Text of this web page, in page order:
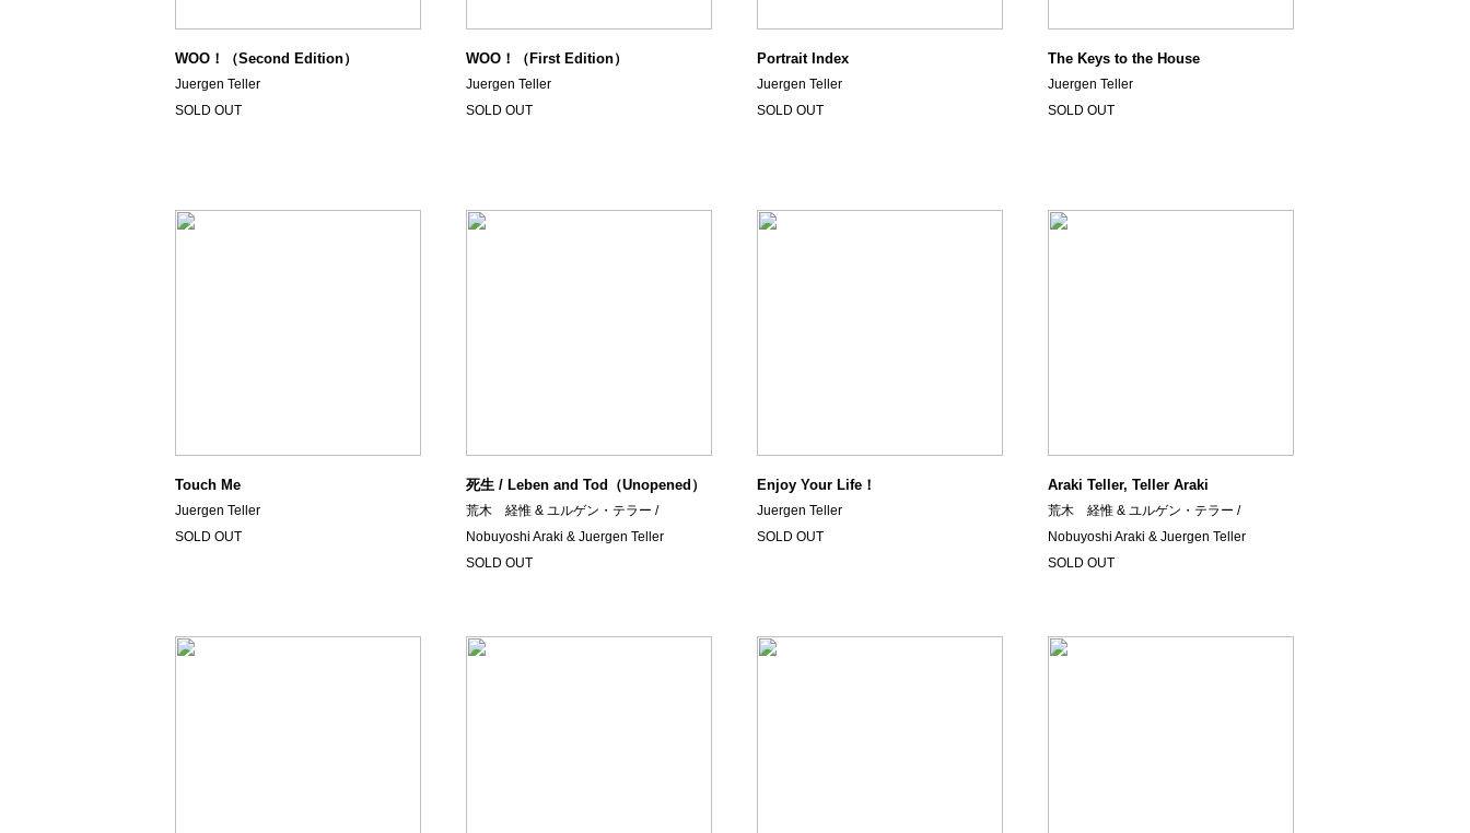
WOO！（Second Edition）
Juergen Teller
SOLD OUT
WOO！（First Edition）
Juergen Teller
SOLD OUT
Portrait Index
Juergen Teller
SOLD OUT
The Keys to the House
Juergen Teller
SOLD OUT
Touch Me
Juergen Teller
SOLD OUT
死生 / Leben and Tod（Unopened）
荒木 経惟 & ユルゲン・テラー /
Nobuyoshi Araki & Juergen Teller
SOLD OUT
Enjoy Your Life！
Juergen Teller
SOLD OUT
Araki Teller, Teller Araki
荒木 経惟 & ユルゲン・テラー /
Nobuyoshi Araki & Juergen Teller
SOLD OUT